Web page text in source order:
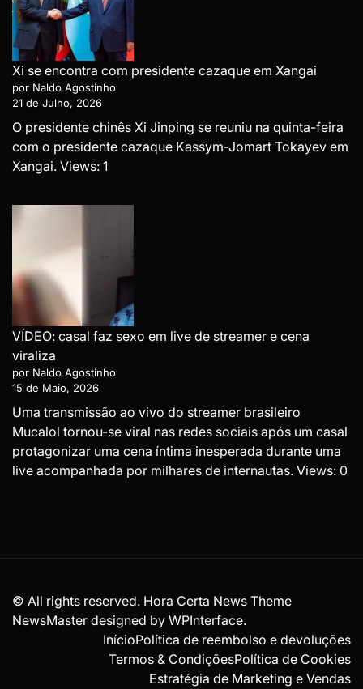
Xi se encontra com presidente cazaque em Xangai
por Naldo Agostinho
21 de Julho, 2026
O presidente chinês Xi Jinping se reuniu na quinta-feira
com o presidente cazaque Kassym-Jomart Tokayev em
Xangai. Views: 1
VÍDEO: casal faz sexo em live de streamer e cena
viraliza
por Naldo Agostinho
15 de Maio, 2026
Uma transmissão ao vivo do streamer brasileiro
Mucalol tornou-se viral nas redes sociais após um casal
protagonizar uma cena íntima inesperada durante uma
live acompanhada por milhares de internautas. Views: 0
© All rights reserved. Hora Certa News Theme
NewsMaster designed by WPInterface.
InícioPolítica de reembolso e devoluções
Termos & CondiçõesPolítica de Cookies
Estratégia de Marketing e Vendas